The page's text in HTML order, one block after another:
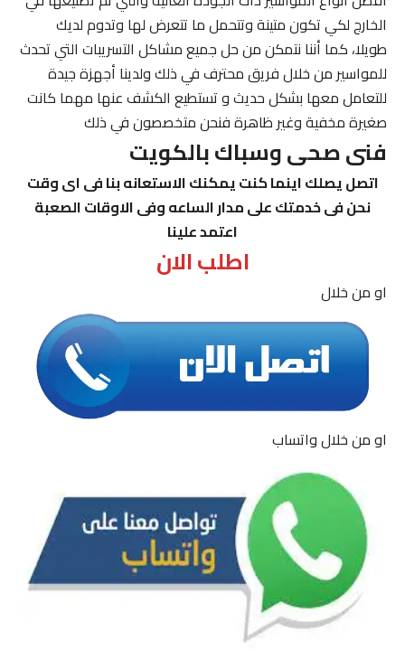
الخارج لكي تكون متينة وتتحمل ما تتعرض لها وتدوم لديك
طويلا، كما أننا نتمكن من حل جميع مشاكل التسريبات التي تحدث
للمواسير من خلال فريق محترف في ذلك ولدينا أجهزة جيدة
للتعامل معها بشكل حديث و تستطيع الكشف عنها مهما كانت
صغيرة مخفية وغير ظاهرة فنحن متخصصون في ذلك
فنى صحى وسباك بالكويت
اتصل يصلك اينما كنت يمكنك الاستعانه بنا فى اى وقت
نحن فى خدمتك على مدار الساعه وفى الاوقات الصعبة
اعتمد علينا
اطلب الان
او من خلال
او من خلال واتساب